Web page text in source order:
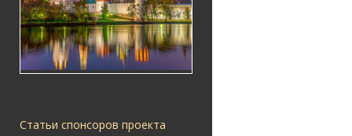
Статьи спонсоров проекта